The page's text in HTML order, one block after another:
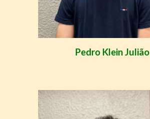
Pedro Klein Julião